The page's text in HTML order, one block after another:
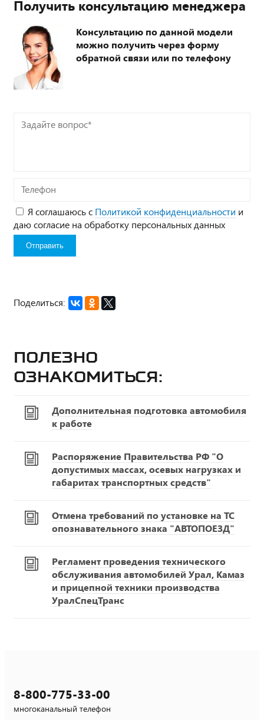
Получить консультацию менеджера
Консультацию по данной модели
можно получить через форму
обратной связи или по телефону
Задайте
вопрос*
Телефон
Я соглашаюсь с Политикой конфиденциальности и
даю согласие на обработку персональных данных
Поделиться:
Полезно
ознакомиться:
Дополнительная подготовка автомобиля
к работе
Распоряжение Правительства РФ "О
допустимых массах, осевых нагрузках и
габаритах транспортных средств"
Отмена требований по установке на ТС
опознавательного знака "АВТОПОЕЗД"
Регламент проведения технического
обслуживания автомобилей Урал, Камаз
и прицепной техники производства
УралСпецТранс
8-800-775-33-00
многоканальный телефон